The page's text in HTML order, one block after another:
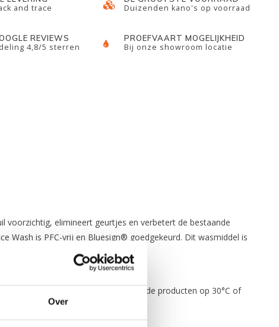
Over
and trace Duizenden kano's op voorraad
REVIEWS
4,8/5 sterren
PROEFVAART MOGELIJKHEID
Bij onze showroom locatie
voorzichtig, elimineert geurtjes en verbetert de bestaande
Wash is PFC-vrij en Bluesign® goedgekeurd. Dit wasmiddel is
wasmiddel. Was vervolgens de producten op 30°C of